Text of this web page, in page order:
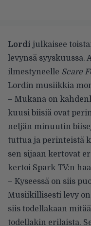
Lordi julkaisee
levynsä syyskuussa.
ilmestyneelle Scare
Lordin musiikkia
– Mukana on
kuusi biisiä ovat
neljän minuutin
tuttua ja perinteistä
sen sijaan kertovat
kertoi Spark TV:n
– Kyseessä on siis
Musiikillisesti levy
siis todellakaan
todellakin erilaista.